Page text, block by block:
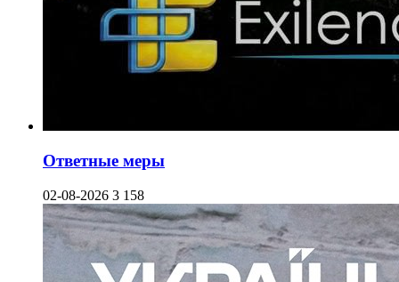
Ответные меры
02-08-2026 3 158